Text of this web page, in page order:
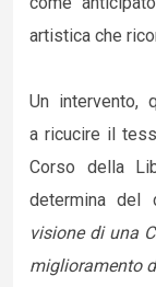
artistica che
Un intervento,
a ricucire il
Corso della
determina del
visione di una
miglioramento